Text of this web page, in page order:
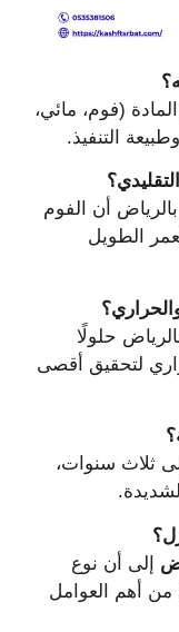
(فوم، مائي،
التنفيذ.
أن الفوم
الطويل
حلولًا
لتحقيق أقصى
ثلاث سنوات،
إلى أن نوع
من أهم العوامل